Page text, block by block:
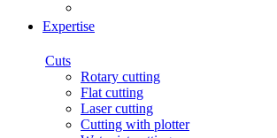
Expertise
Cuts
Rotary cutting
Flat cutting
Laser cutting
Cutting with plotter